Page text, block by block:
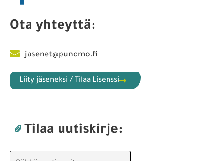
Ota yhteyttä:
jasenet@punomo.fi
Liity jäseneksi / Tilaa Lisenssi
Tilaa uutiskirje: